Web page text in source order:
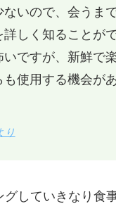
ないので、会うま
詳しく知ることが
いですが、新鮮で
も使用する機会が
り
グしていきなり食